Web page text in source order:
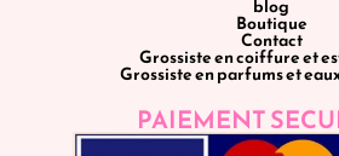
blog
Boutique
Contact
Grossiste en coiffure et
Grossiste en parfums et
PAIEMENT